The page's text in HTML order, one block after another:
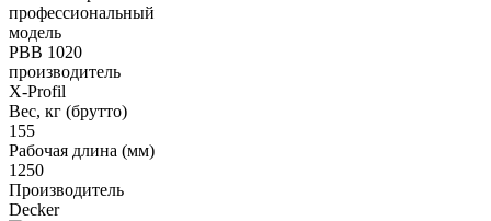
профессиональный
модель
PBB 1020
производитель
X-Profil
Вес, кг (брутто)
155
Рабочая длина (мм)
1250
Производитель
Decker